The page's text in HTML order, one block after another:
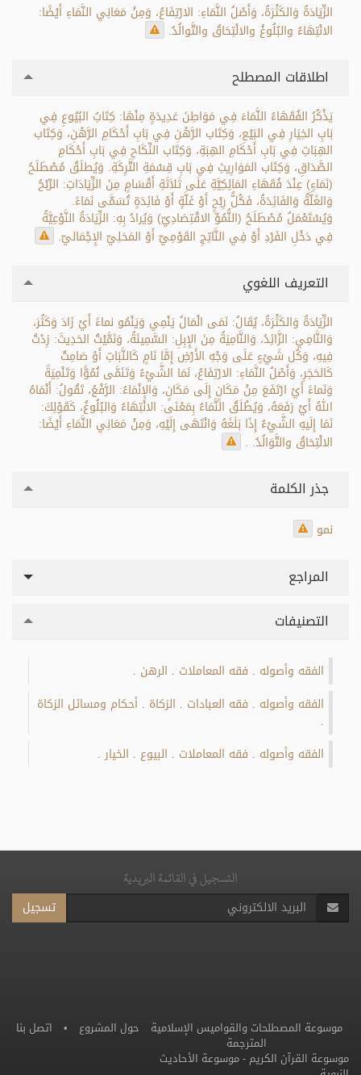
الزِّيَادَةُ وَالكَثْرَةُ، وَأَصْلُ النَّمَاءِ: الارْتِفَاعُ، وَمِنْ مَعَانِي النَّمَاءِ أَيْضًا:
الانْتِهَاءُ والبُلُوغُ والالْتِحَاقُ والتَّوالُدُ.
اطلاقات المصطلح
يَذْكُرُ الفُقَهَاءُ النَّمَاءَ فِي مَوَاطِنَ عَدِيدَةٍ مِنْهَا: كِتَابُ البُيُوعِ فِي
بَابِ الخِيَارِ فِي البَيْعِ، وَكِتَاب الرَّهْنِ فِي بَابِ أَحْكَامِ الرَّهْنِ، وَكِتَاب
الهِبَاتِ فِي بَابِ أَحْكَامِ الهِبَةِ، وَكِتَاب النِّكَاحِ فِي بَابِ أَحْكَامِ
الصَّدَاقِ، وَكِتَاب المَوَارِيثِ فِي بَابِ قِسْمَةِ التَّرِكَةِ. وَيُطلَقُ مُصْطَلَحُ
(نَمَاءٍ) عِنْدَ فُقَهَاءِ المَالِكِيَّةِ عَلَى ثَلاَثَةِ أَقْسَامٍ مِنَ الزِّيَادَاتِ: الرِّبْحُ
وَالغَلَّةُ وَالفَائِدَةُ، فَكُلُّ رِبْحٍ أَوْ غَلَّةٍ أَوْ فَائِدَةٍ تُسَمَّى نَمَاءً.
وَيُسْتَعْمَلُ مُصْطَلَحُ (النُّمُوِّ الاقْتِصَادِيّ) وَيُرادُ بِهِ: الزِّيَادَةُ النَّوْعِيَّةُ
فِي دَخْلِ الفَرْدِ أَوْ فِي النَّاتِجِ القَوْمِيّ أَوْ المَحَلِيّ الإِجْمَاليّ.
التعريف اللغوي
الزِّيَادَةُ وَالكَثْرَةُ، يُقَالُ: نَمَى الْمَالُ يَنْمِي وَيَنْمُو نماءً أَيْ زَادَ وَكَثُرَ،
وَالنَّامِي: الزَّائِدُ، وَالنَّامِيَةُ مِنَ الإِبِلِ: السَّمِينَةُ، وَنَمَّيْتُ الحَدِيثَ: زِدْتُ
فِيهِ، وَكُل شَيْءٍ عَلَى وَجْهِ الأَرْضِ إِمَّا نَامٍ كَالنَّبَاتِ أَوْ صَامِتٌ
كَالحَجَرِ، وَأَصْلُ النَّمَاءِ: الارْتِفَاعُ، نَمَا الشَّيْءُ وَتَنَمَّى نُمُوًّا وَتَنْمِيَةً
وَنَماءً أَيْ ارْتَفَعَ مِنْ مَكَانٍ إِلَى مَكَانٍ، وَالإِنْمَاءُ: الرَّفْعُ، تَقُولُ: أَنْمَاهُ
اللهُ أَيْ رَفَعَهُ، وَيُطْلَقُ النَّمَاءُ بِمَعْنَى: الانْتِهَاءُ وَالبُلُوغُ، كَقَوْلِكَ:
نَمَا إِلَيهِ الشَّيْءُ إِذَا بَلَغَهُ وَانْتَهَى إِلَيْهِ، وَمِنْ مَعَانِي النَّمَاءِ أَيْضًا:
الالْتِحَاقُ والتَّوَالُدُ. .
جذر الكلمة
نمو
المراجع
التصنيفات
الفقه وأصوله فقه المعاملات الرهن
الفقه وأصوله فقه العبادات الزكاة أحكام ومسائل الزكاة
الفقه وأصوله فقه المعاملات البيوع الخيار
التسجيل في القائمة البريدية
تسجيل
حول المشروع • اتصل بنا موسوعة المصطلحات والقواميس الإسلامية
المترجمة
موسوعة القرآن الكريم -موسوعة الأحاديث